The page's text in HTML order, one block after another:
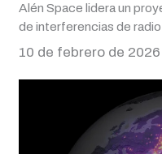
Alén Space lidera un
de interferencias de
10 de febrero de 2026